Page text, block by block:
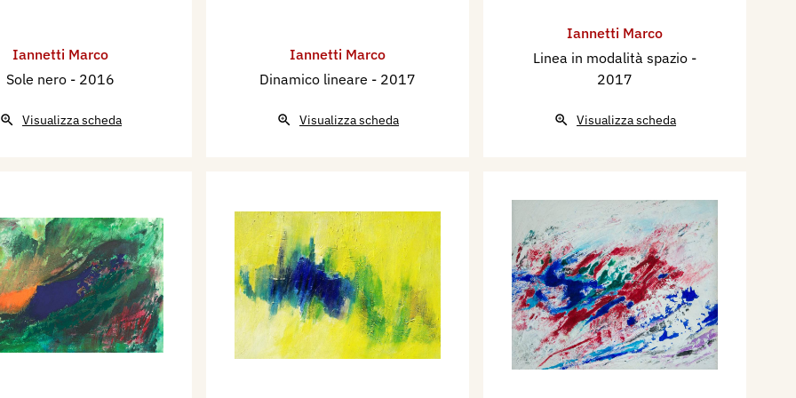
Iannetti Marco
Sole nero - 2016
Visualizza scheda
Iannetti Marco
Dinamico lineare - 2017
Visualizza scheda
Iannetti Marco
Linea in modalità spazio -
2017
Visualizza scheda